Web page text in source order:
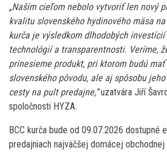
„Naším cieľom nebolo vytvoriť len nový
kvalitu slovenského hydinového mäsa na
kurča je výsledkom dlhodobých
technológií a transparentnosti. Veríme,
prinesieme produkt, pri ktorom budú
slovenského pôvodu, ale aj spôsobu
cesty na pult predajne,“uzatvára Jiří
spoločnosti HYZA.
BCC kurča bude od 09.07.2026 dostupné
predajniach najväčšej domácej obchodnej